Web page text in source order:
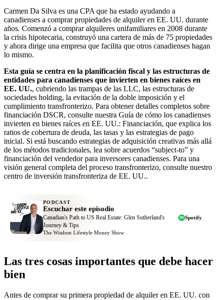
Carmen Da Silva es una CPA que ha estado ayudando a
canadienses a comprar propiedades de alquiler en EE. UU. durante
años. Comenzó a comprar alquileres unifamiliares en 2008 durante
la crisis hipotecaria, construyó una cartera de más de 75 propiedades
y ahora dirige una empresa que facilita que otros canadienses hagan
lo mismo.
Esta guía se centra en la planificación fiscal y las estructuras de
entidades para canadienses que invierten en bienes raíces en
EE. UU., cubriendo las trampas de las LLC, las estructuras de
sociedades holding, la evitación de la doble imposición y el
cumplimiento transfronterizo. Para obtener detalles completos sobre
financiación DSCR, consulte nuestra Guía de cómo los canadienses
invierten en bienes raíces en EE. UU.: Financiación, que explica los
ratios de cobertura de deuda, las tasas y las estrategias de pago
inicial. Si está buscando estrategias de adquisición creativas más allá
de los métodos tradicionales, lea sobre acuerdos “subject-to” y
financiación del vendedor para inversores canadienses. Para una
visión general completa del proceso transfronterizo, consulte nuestro
centro de inversión transfronteriza de EE. UU..
PODCAST
Escuchar este episodio
Canadian's Path to US Real Estate: Glen Sutherland's
Journey & Tips
The Wisdom Lifestyle Money Show
Spotify
Las tres cosas importantes que debe hacer
bien
Antes de comprar su primera propiedad de alquiler en EE. UU. con